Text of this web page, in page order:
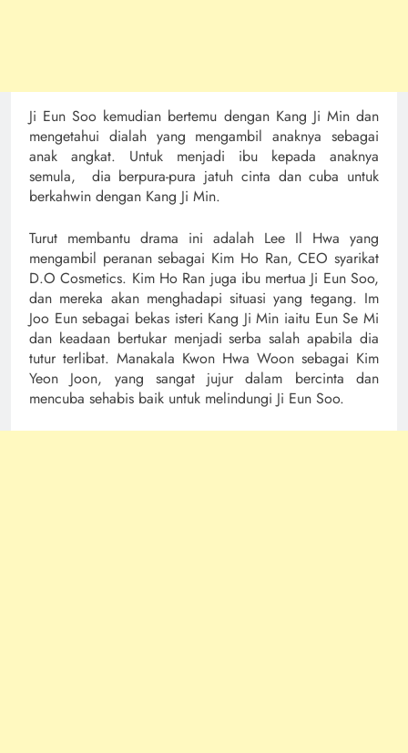
Ji Eun Soo kemudian bertemu dengan Kang Ji Min dan
mengetahui dialah yang mengambil anaknya sebagai
anak angkat. Untuk menjadi ibu kepada anaknya
semula, dia berpura-pura jatuh cinta dan cuba untuk
berkahwin dengan Kang Ji Min.
Turut membantu drama ini adalah Lee Il Hwa yang
mengambil peranan sebagai Kim Ho Ran, CEO syarikat
D.O Cosmetics. Kim Ho Ran juga ibu mertua Ji Eun Soo,
dan mereka akan menghadapi situasi yang tegang. Im
Joo Eun sebagai bekas isteri Kang Ji Min iaitu Eun Se Mi
dan keadaan bertukar menjadi serba salah apabila dia
tutur terlibat. Manakala Kwon Hwa Woon sebagai Kim
Yeon Joon, yang sangat jujur dalam bercinta dan
mencuba sehabis baik untuk melindungi Ji Eun Soo.